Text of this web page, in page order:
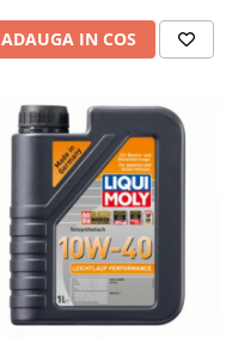
ADAUGA IN COS